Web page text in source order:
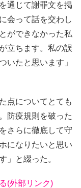
通じて謝罪文を掲
会って話を交わし
ができなかった私
立ちます。私の誤
いたと思います」
点についてとても
防疫規則を破った
さらに徹底して守
になりたいと思い
」と綴った。
(外部リンク)